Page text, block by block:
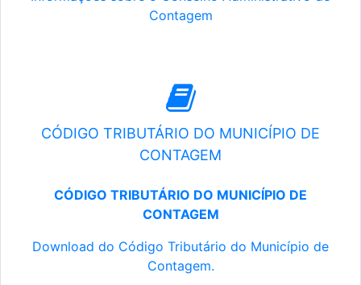
Contagem
CÓDIGO TRIBUTÁRIO DO MUNICÍPIO DE
CONTAGEM
CÓDIGO TRIBUTÁRIO DO MUNICÍPIO DE
CONTAGEM
Download do Código Tributário do Município de
Contagem.